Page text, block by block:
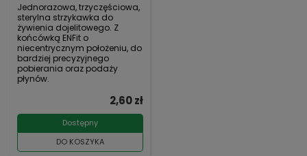
Jednorazowa, trzyczęściowa,
sterylna strzykawka do
żywienia dojelitowego. Z
końcówką ENFit o
niecentrycznym położeniu, do
bardziej precyzyjnego
pobierania oraz podaży
płynów.
Dostępny
DO KOSZYKA
2,60 zł